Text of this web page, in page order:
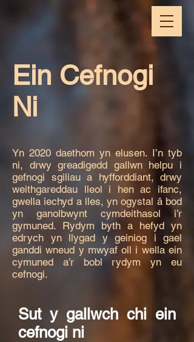
Ein Cefnogi
Ni
Yn 2020 daethom yn elusen. I’n tyb
ni, drwy greadigedd gallwn helpu i
gefnogi sgiliau a hyfforddiant, drwy
weithgareddau lleol i hen ac ifanc,
gwella iechyd a lles, yn ogystal â bod
yn ganolbwynt cymdeithasol i’r
gymuned. Rydym byth a hefyd yn
edrych yn llygad y geiniog i gael
ganddi wneud y mwyaf oll i wella ein
cymuned a’r bobl rydym yn eu
cefnogi.
Sut y gallwch chi ein
cefnogi ni